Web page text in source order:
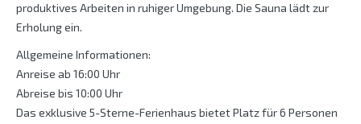
produktives Arbeiten in ruhiger Umgebung. Die Sauna lädt zur
Erholung ein.
Allgemeine Informationen:
Anreise ab 16:00 Uhr
Abreise bis 10:00 Uhr
Das exklusive 5-Sterne-Ferienhaus bietet Platz für 6 Personen